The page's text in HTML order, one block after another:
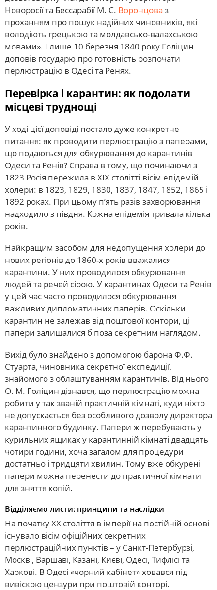
Новоросії та Бессарабії М. С. Воронцова з
проханням про пошук надійних чиновників, які
володіють грецькою та молдавсько-валахською
мовами». І лише 10 березня 1840 року Голіцин
доповів государю про готовність розпочати
перлюстрацію в Одесі та Ренях.
Перевірка і карантин: як подолати
місцеві труднощі
У ході цієї доповіді постало дуже конкретне
питання: як проводити перлюстрацію з паперами,
що подаються для обкурювання до карантинів
Одеси та Ренів? Справа в тому, що починаючи з
1823 Росія пережила в XIX столітті вісім епідемій
холери: в 1823, 1829, 1830, 1837, 1847, 1852, 1865 і
1892 роках. При цьому п’ять разів захворювання
надходило з півдня. Кожна епідемія тривала кілька
років.
Найкращим засобом для недопущення холери до
нових регіонів до 1860-х років вважалися
карантини. У них проводилося обкурювання
людей та речей сірою. У карантинах Одеси та Ренів
у цей час часто проводилося обкурювання
важливих дипломатичних паперів. Оскільки
карантин не залежав від поштової контори, ці
папери залишалися б поза секретним наглядом.
Вихід було знайдено з допомогою барона Ф.Ф.
Стуарта, чиновника секретної експедиції,
знайомого з облаштуванням карантинів. Від нього
О. М. Голіцин дізнався, що перлюстрацію можна
робити у так званій практичній кімнаті, куди ніхто
не допускається без особливого дозволу директора
карантинного будинку. Папери ж перебувають у
курильних ящиках у карантинній кімнаті двадцять
чотири години, хоча загалом для процедури
достатньо і тридцяти хвилин. Тому вже обкурені
папери можна перенести до практичної кімнати
для зняття копій.
Відділяємо листи: принципи та наслідки
На початку XX століття в імперії на постійній основі
існувало вісім офіційних секретних
перлюстраційних пунктів – у Санкт-Петербурзі,
Москві, Варшаві, Казані, Києві, Одесі, Тифлісі та
Харкові. В Одесі «чорний кабінет» ховався під
вивіскою цензури при поштовій конторі.